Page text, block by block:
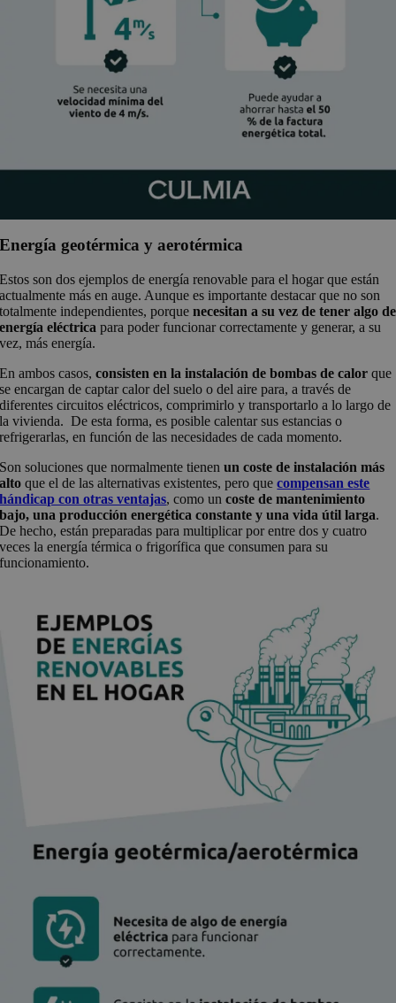
Energía geotérmica y aerotérmica
Estos son dos ejemplos de energía renovable para el hogar que están
actualmente más en auge. Aunque es importante destacar que no son
totalmente independientes, porquenecesitan a su vez de tener algo de
energía eléctrica para poder funcionar correctamente y generar, a su
vez, más energía.
En ambos casos,consisten en la instalación de bombas de calor que
se encargan de captar calor del suelo o del aire para, a través de
diferentes circuitos eléctricos, comprimirlo y transportarlo a lo largo de
la vivienda. De esta forma, es posible calentar sus estancias o
refrigerarlas, en función de las necesidades de cada momento.
Son soluciones que normalmente tienenun coste de instalación más
alto que el de las alternativas existentes, pero quecompensan este
hándicap con otras ventajas, como uncoste de mantenimiento
bajo, una producción energética constante y una vida útil larga.
De hecho, están preparadas para multiplicar por entre dos y cuatro
veces la energía térmica o frigorífica que consumen para su
funcionamiento.